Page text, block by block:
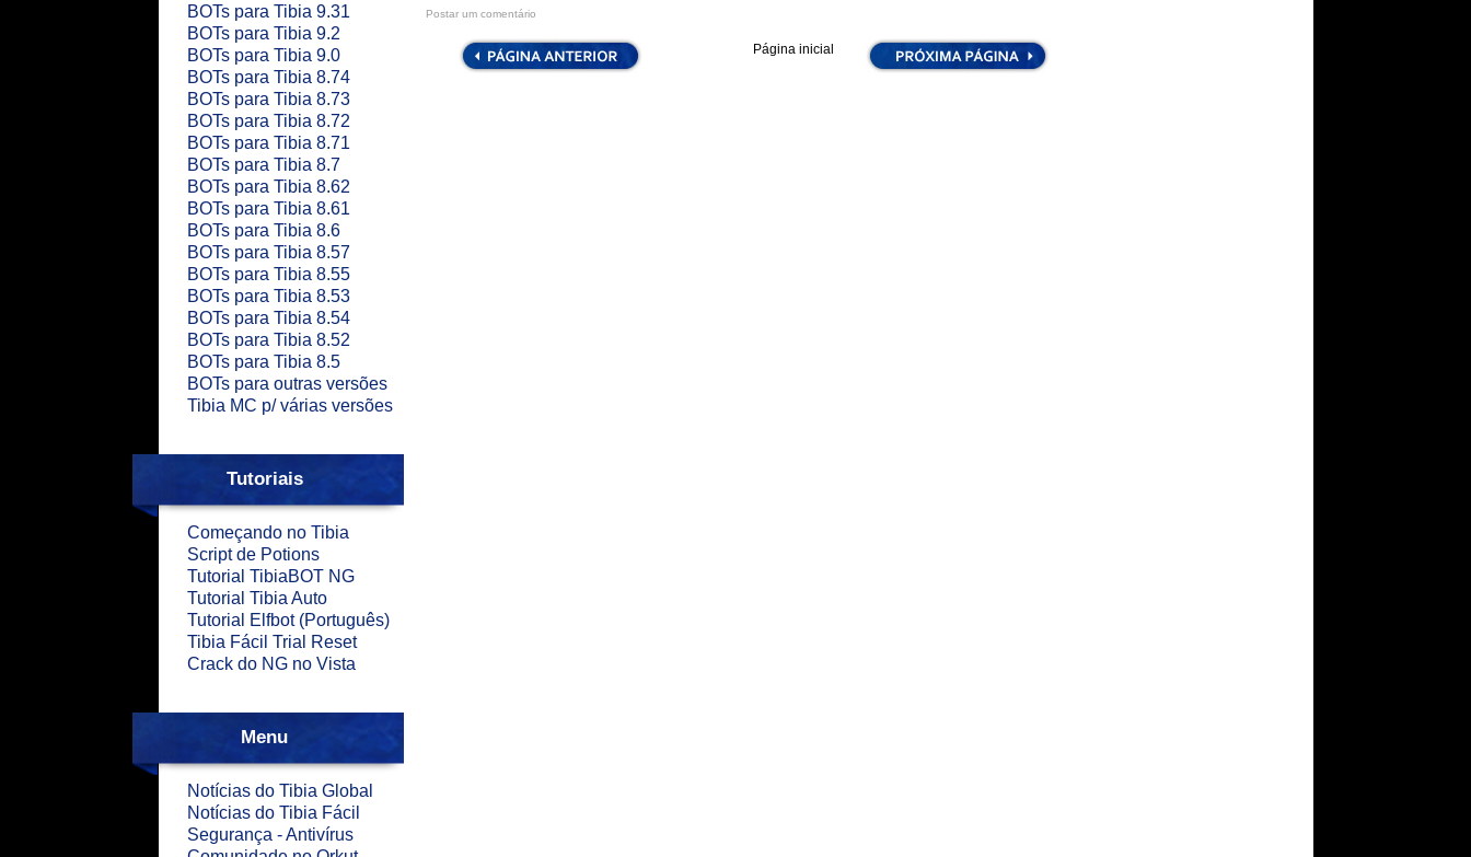
BOTs para Tibia 9.31
BOTs para Tibia 9.2
BOTs para Tibia 9.0
BOTs para Tibia 8.74
BOTs para Tibia 8.73
BOTs para Tibia 8.72
BOTs para Tibia 8.71
BOTs para Tibia 8.7
BOTs para Tibia 8.62
BOTs para Tibia 8.61
BOTs para Tibia 8.6
BOTs para Tibia 8.57
BOTs para Tibia 8.55
BOTs para Tibia 8.53
BOTs para Tibia 8.54
BOTs para Tibia 8.52
BOTs para Tibia 8.5
BOTs para outras versões
Tibia MC p/ várias versões
Tutoriais
Começando no Tibia
Script de Potions
Tutorial TibiaBOT NG
Tutorial Tibia Auto
Tutorial Elfbot (Português)
Tibia Fácil Trial Reset
Crack do NG no Vista
Menu
Notícias do Tibia Global
Notícias do Tibia Fácil
Segurança - Antivírus
Postar um comentário
Página inicial